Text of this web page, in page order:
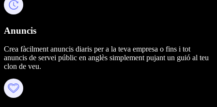
Anuncis
Crea fàcilment anuncis diaris per a la teva empresa o fins i tot
anuncis de servei públic en anglès simplement pujant un guió al teu
clon de veu.